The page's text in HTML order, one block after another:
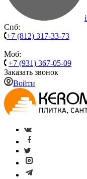
Спб:
+7 (812) 317-33-73
Моб:
+7 (931) 367-05-09
Заказать звонок
Войти